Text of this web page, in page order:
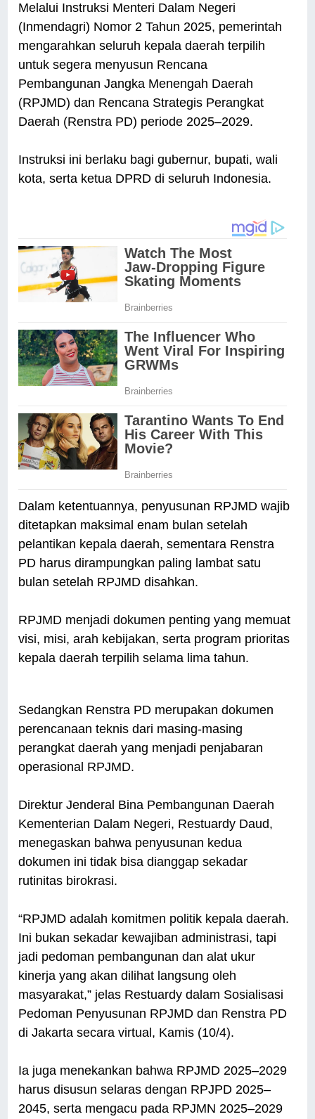
Melalui Instruksi Menteri Dalam Negeri
(Inmendagri) Nomor 2 Tahun 2025, pemerintah
mengarahkan seluruh kepala daerah terpilih
untuk segera menyusun Rencana
Pembangunan Jangka Menengah Daerah
(RPJMD) dan Rencana Strategis Perangkat
Daerah (Renstra PD) periode 2025–2029.
Instruksi ini berlaku bagi gubernur, bupati, wali
kota, serta ketua DPRD di seluruh Indonesia.
Dalam ketentuannya, penyusunan RPJMD wajib
ditetapkan maksimal enam bulan setelah
pelantikan kepala daerah, sementara Renstra
PD harus dirampungkan paling lambat satu
bulan setelah RPJMD disahkan.
RPJMD menjadi dokumen penting yang memuat
visi, misi, arah kebijakan, serta program prioritas
kepala daerah terpilih selama lima tahun.
Sedangkan Renstra PD merupakan dokumen
perencanaan teknis dari masing-masing
perangkat daerah yang menjadi penjabaran
operasional RPJMD.
Direktur Jenderal Bina Pembangunan Daerah
Kementerian Dalam Negeri, Restuardy Daud,
menegaskan bahwa penyusunan kedua
dokumen ini tidak bisa dianggap sekadar
rutinitas birokrasi.
“RPJMD adalah komitmen politik kepala daerah.
Ini bukan sekadar kewajiban administrasi, tapi
jadi pedoman pembangunan dan alat ukur
kinerja yang akan dilihat langsung oleh
masyarakat,” jelas Restuardy dalam Sosialisasi
Pedoman Penyusunan RPJMD dan Renstra PD
di Jakarta secara virtual, Kamis (10/4).
Ia juga menekankan bahwa RPJMD 2025–2029
harus disusun selaras dengan RPJPD 2025–
2045, serta mengacu pada RPJMN 2025–2029